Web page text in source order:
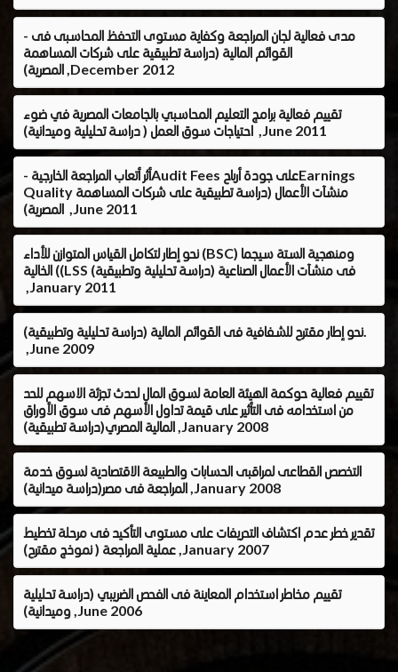
- مدى فعالية لجان المراجعة وكفاية مستوى التحفظ المحاسبى فى
القوائم المالية (دراسة تطبيقية على شركات المساهمة
المصرية) ,December 2012
تقييم فعالية برامج التعليم المحاسبي بالجامعات المصرية في ضوء
احتياجات سوق العمل ( دراسة تحليلية وميدانية) ,June 2011
- أثر أتعاب المراجعة الخارجيةAudit Fees على جودة أرباحEarnings
Quality منشآت الأعمال (دراسة تطبيقية على شركات المساهمة
المصرية) ,June 2011
نحو إطار لتكامل القياس المتوازن للأداء (BSC) ومنهجية الستة سيجما
الخالية ((LSS فى منشآت الأعمال الصناعية (دراسة تحليلية وتطبيقية)
,January 2011
نحو إطار مقترح للشفافية فى القوائم المالية (دراسة تحليلية وتطبيقية).
,June 2009
تقييم فعالية حوكمة الهيئة العامة لسوق المال لحدث تجزئة الاسهم للحد
من استخدامه فى التأثير على قيمة تداول الأسهم فى سوق الأوراق
المالية المصري(دراسة تطبيقية) ,January 2008
التخصص القطاعى لمراقبى الحسابات والطبيعة الاقتصادية لسوق خدمة
المراجعة فى مصر(دراسة ميدانية) ,January 2008
تقدير خطر عدم اكتشاف التحريفات على مستوى التأكيد فى مرحلة تخطيط
عملية المراجعة ( نموذج مقترح) ,January 2007
تقييم مخاطر استخدام المعاينة فى الفحص الضريبي (دراسة تحليلية
وميدانية) ,June 2006